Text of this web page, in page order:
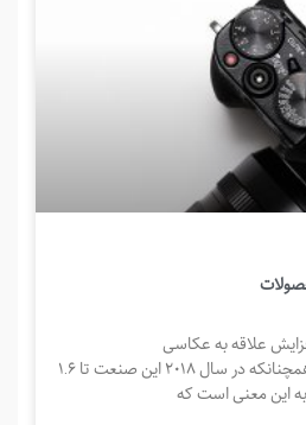
علاقه به عکاسی
حرفه‌ای محصولات بوده ‌ایم همچنانکه در سال ۲۰۱۸ این صنعت تا ۱.۶
این معنی است که